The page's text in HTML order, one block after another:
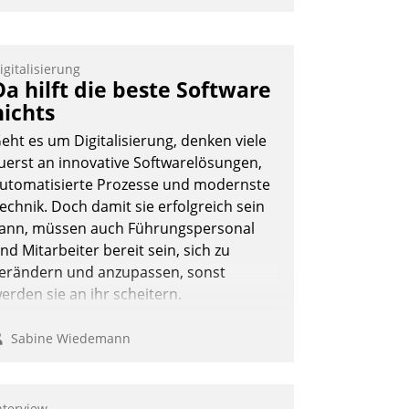
kurzweilige Einblicke in
Cloud-Strategien und -
mit hohem Zukunftspotenzial.
Andreas Lerchner
hilft die beste Software
es um Digitalisierung, denken viele
an innovative Softwarelösungen,
Prozesse und modernste
Doch damit sie erfolgreich sein
müssen auch Führungspersonal
Mitarbeiter bereit sein, sich zu
und anzupassen, sonst
sie an ihr scheitern.
Sabine Wiedemann